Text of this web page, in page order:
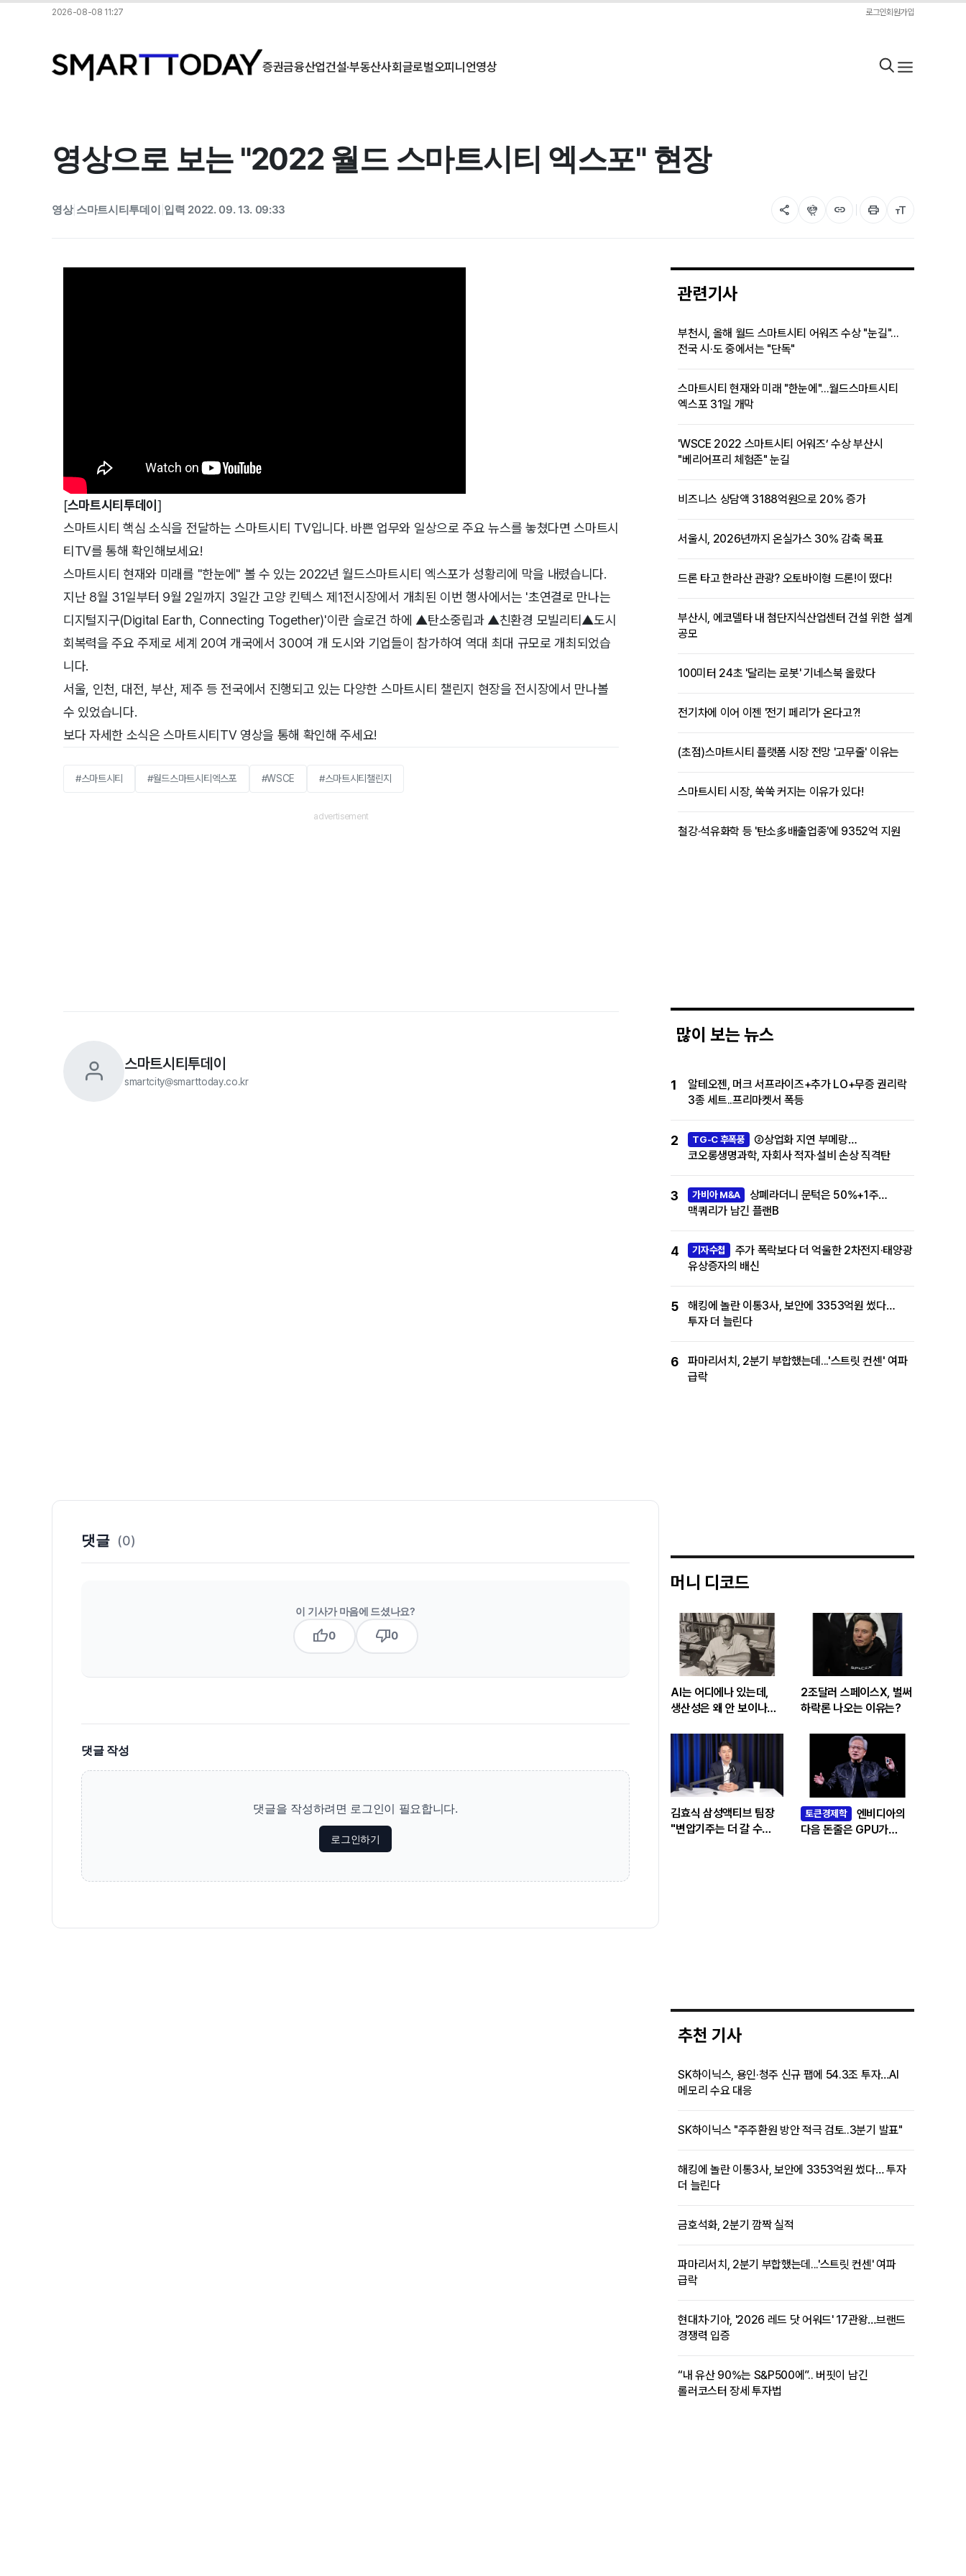
2026-08-08 11:27 로그인회원가입
증권금융산업건설·부동산사회글로벌오피니언영상
영상으로 보는 "2022 월드 스마트시티 엑스포" 현장
영상| 스마트시티투데이 입력 2022. 09. 13. 09:33 share flutter_dash link print format_size
[스마트시티투데이]
스마트시티 핵심 소식을 전달하는 스마트시티 TV입니다. 바쁜 업무와 일상으로 주요 뉴스를 놓쳤다면 스마트시
티TV를 통해 확인해보세요!
스마트시티 현재와 미래를 "한눈에" 볼 수 있는 2022년 월드스마트시티 엑스포가 성황리에 막을 내렸습니다.
지난 8월 31일부터 9월 2일까지 3일간 고양 킨텍스 제1전시장에서 개최된 이번 행사에서는 '초연결로 만나는
디지털지구(Digital Earth, Connecting Together)'이란 슬로건 하에 ▲탄소중립과 ▲친환경 모빌리티▲도시
회복력을 주요 주제로 세계 20여 개국에서 300여 개 도시와 기업들이 참가하여 역대 최대 규모로 개최되었습
니다.
서울, 인천, 대전, 부산, 제주 등 전국에서 진행되고 있는 다양한 스마트시티 챌린지 현장을 전시장에서 만나볼
수 있었습니다.
보다 자세한 소식은 스마트시티TV 영상을 통해 확인해 주세요!
#스마트시티 #월드스마트시티엑스포 #WSCE #스마트시티챌린지
스마트시티투데이
smartcity@smarttoday.co.kr
관련기사
부천시, 올해 월드 스마트시티 어워즈 수상 "눈길"...
전국 시·도 중에서는 "단독"
스마트시티 현재와 미래 "한눈에"...월드스마트시티
엑스포 31일 개막
'WSCE 2022 스마트시티 어워즈’ 수상 부산시
"베리어프리 체험존" 눈길
비즈니스 상담액 3188억원으로 20% 증가
서울시, 2026년까지 온실가스 30% 감축 목표
드론 타고 한라산 관광? 오토바이형 드론!이 떴다!
부산시, 에코델타 내 첨단지식산업센터 건설 위한 설계
공모
100미터 24초 '달리는 로봇' 기네스북 올랐다
전기차에 이어 이젠 '전기 페리'가 온다고?!
(초점)스마트시티 플랫폼 시장 전망 '고무줄' 이유는
스마트시티 시장, 쑥쑥 커지는 이유가 있다!
철강·석유화학 등 '탄소多배출업종'에 9352억 지원
많이 보는 뉴스
1
알테오젠, 머크 서프라이즈+추가 LO+무증 권리락
3종 세트..프리마켓서 폭등
2 TG-C 후폭풍
②상업화 지연 부메랑…
코오롱생명과학, 자회사 적자·설비 손상 직격탄
3 가비아 M&A
상폐라더니 문턱은 50%+1주…
맥쿼리가 남긴 플랜B
4 기자수첩
주가 폭락보다 더 억울한 2차전지·태양광
유상증자의 배신
5
해킹에 놀란 이통3사, 보안에 3353억원 썼다…
투자 더 늘린다
6
파마리서치, 2분기 부합했는데...'스트릿 컨센' 여파
급락
머니 디코드
AI는 어디에나 있는데,
생산성은 왜 안 보이나…
‘솔로우 패러독스’
2조달러 스페이스X, 벌써
하락론 나오는 이유는?
김효식 삼성액티브 팀장
"변압기주는 더 갈 수
토큰경제학
엔비디아의
다음 돈줄은 GPU가
댓글 (0)
이 기사가 마음에 드셨나요?
thumb_up0 thumb_down0
댓글 작성
댓글을 작성하려면 로그인이 필요합니다.
로그인하기
추천 기사
SK하이닉스, 용인·청주 신규 팹에 54.3조 투자…AI
메모리 수요 대응
SK하이닉스 "주주환원 방안 적극 검토..3분기 발표"
해킹에 놀란 이통3사, 보안에 3353억원 썼다… 투자
더 늘린다
금호석화, 2분기 깜짝 실적
파마리서치, 2분기 부합했는데...'스트릿 컨센' 여파
급락
현대차·기아, '2026 레드 닷 어워드' 17관왕…브랜드
경쟁력 입증
“내 유산 90%는 S&P500에”.. 버핏이 남긴
롤러코스터 장세 투자법